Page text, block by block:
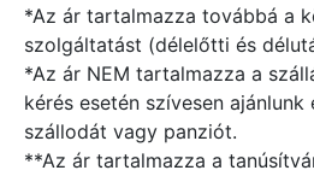
*Az ár tartalmazza továbbá a
szolgáltatást (délelőtti és
*Az ár NEM tartalmazza a
kérés esetén szívesen
szállodát vagy panziót.
**Az ár tartalmazza a